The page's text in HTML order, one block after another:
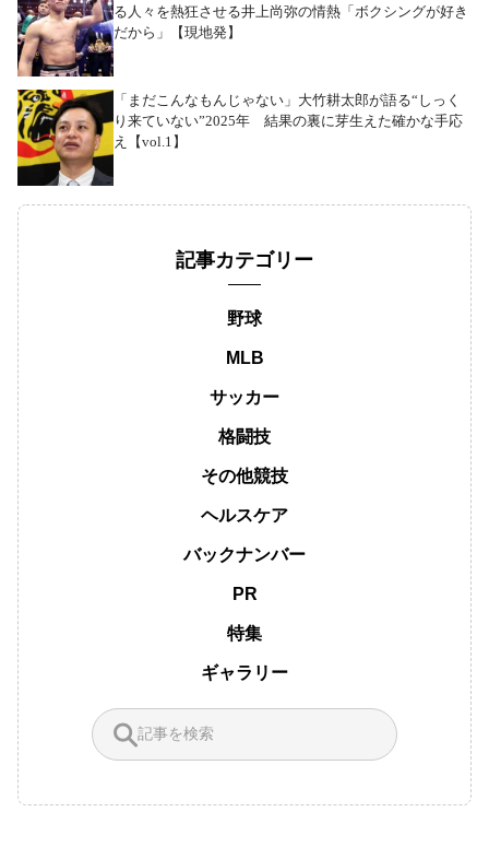
る人々を熱狂させる井上尚弥の情熱「ボクシングが好き
だから」【現地発】
「まだこんなもんじゃない」大竹耕太郎が語る“しっく
り来ていない”2025年 結果の裏に芽生えた確かな手応
え【vol.1】
記事カテゴリー
野球
MLB
サッカー
格闘技
その他競技
ヘルスケア
バックナンバー
PR
特集
ギャラリー